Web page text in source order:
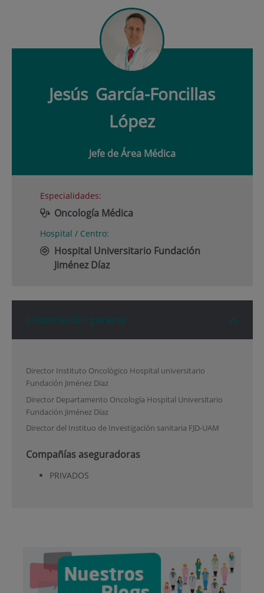
Jesús García-Foncillas
López
Jefe de Área Médica
Especialidades:
Oncología Médica
Hospital / Centro:
Hospital Universitario Fundación
Jiménez Díaz
Información general
Director Instituto Oncológico Hospital universitario
Fundación Jiménez Díaz
Director Departamento Oncología Hospital Universitario
Fundación Jiménez Díaz
Director del Instituo de Investigación sanitaria FJD-UAM
Compañías aseguradoras
PRIVADOS